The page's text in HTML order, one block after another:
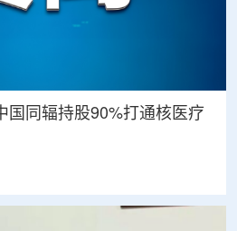
国同辐持股90%打通核医疗